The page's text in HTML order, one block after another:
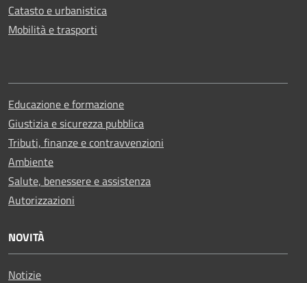
Catasto e urbanistica
Mobilità e trasporti
Educazione e formazione
Giustizia e sicurezza pubblica
Tributi, finanze e contravvenzioni
Ambiente
Salute, benessere e assistenza
Autorizzazioni
NOVITÀ
Notizie